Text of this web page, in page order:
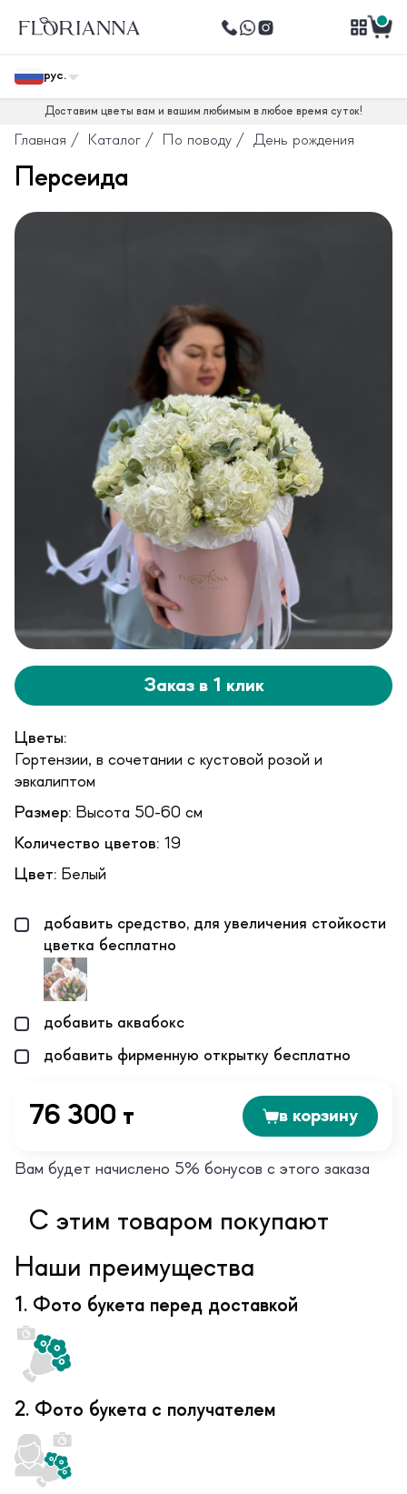
рус.
Доставим цветы вам и вашим любимым в любое время суток!
Главная / Каталог / По поводу / День рождения
Персеида
Заказ в 1 клик
Цветы:
Гортензии, в сочетании с кустовой розой и
эвкалиптом
Размер: Высота 50-60 см
Количество цветов: 19
Цвет: Белый
добавить средство, для увеличения стойкости
цветка бесплатно
добавить аквабокс
добавить фирменную открытку бесплатно
76 300 т в корзину
Вам будет начислено 5% бонусов с этого заказа
С этим товаром покупают
Наши преимущества
1. Фото букета перед доставкой
2. Фото букета с получателем